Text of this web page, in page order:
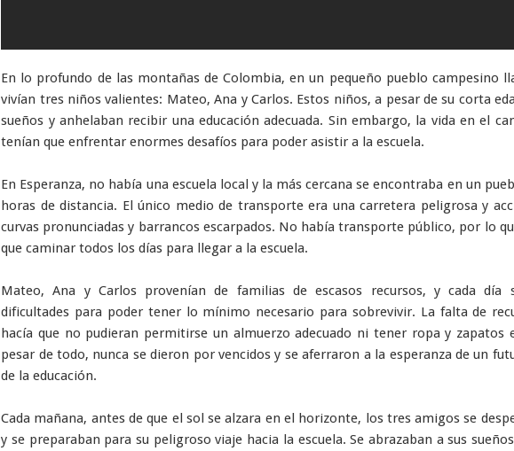
En lo profundo de las montañas de Colombia, en un pequeño pueblo campesino
vivían tres niños valientes: Mateo, Ana y Carlos. Estos niños, a pesar de su corta
sueños y anhelaban recibir una educación adecuada. Sin embargo, la vida en el
tenían que enfrentar enormes desafíos para poder asistir a la escuela.
En Esperanza, no había una escuela local y la más cercana se encontraba en un
horas de distancia. El único medio de transporte era una carretera peligrosa y
curvas pronunciadas y barrancos escarpados. No había transporte público, por lo
que caminar todos los días para llegar a la escuela.
Mateo, Ana y Carlos provenían de familias de escasos recursos, y cada día
dificultades para poder tener lo mínimo necesario para sobrevivir. La falta de
hacía que no pudieran permitirse un almuerzo adecuado ni tener ropa y zapatos
pesar de todo, nunca se dieron por vencidos y se aferraron a la esperanza de un
de la educación.
Cada mañana, antes de que el sol se alzara en el horizonte, los tres amigos se
y se preparaban para su peligroso viaje hacia la escuela. Se abrazaban a sus